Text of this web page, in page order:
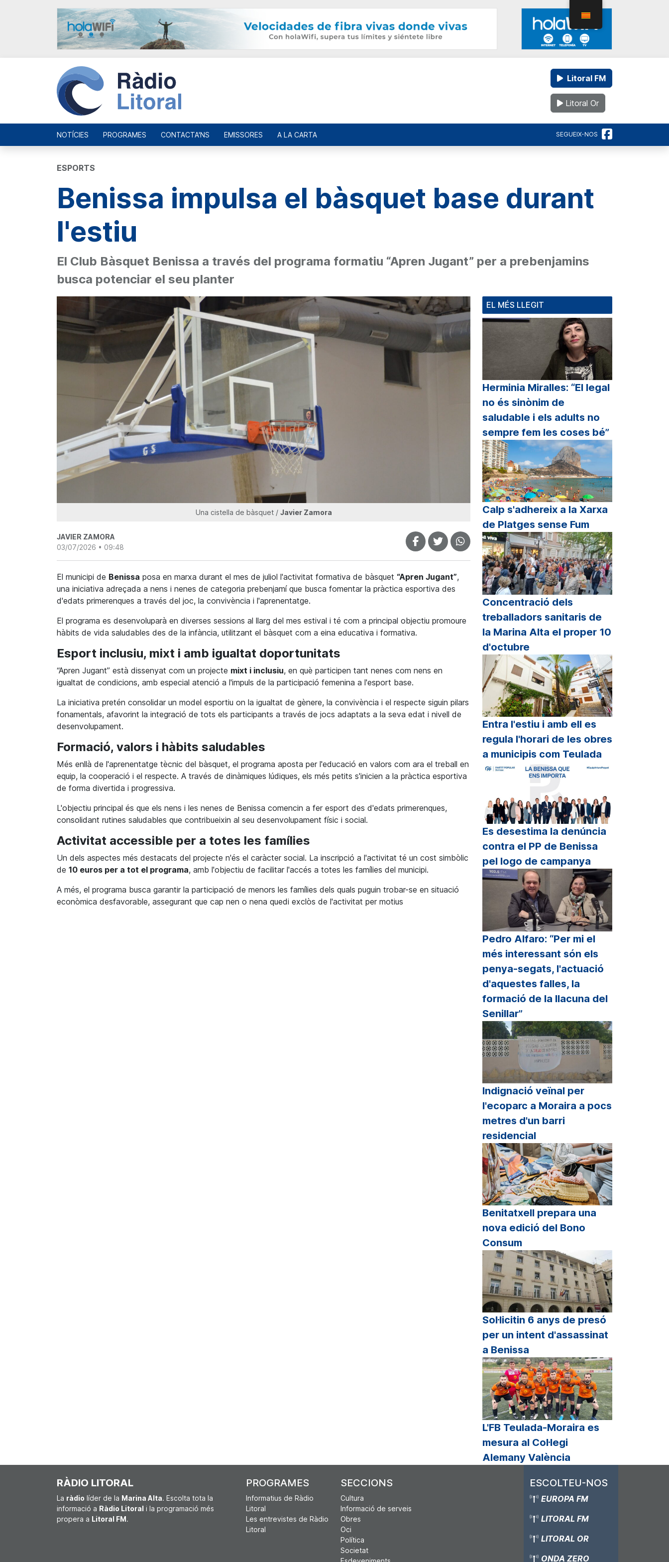
Litoral FM
Litoral Or
NOTÍCIES PROGRAMES CONTACTA'NS EMISSORES A LA CARTA SEGUEIX-NOS
ESPORTS
Benissa impulsa el bàsquet base durant
l'estiu
El Club Bàsquet Benissa a través del programa formatiu “Apren Jugant” per a prebenjamins
busca potenciar el seu planter
Una cistella de bàsquet / Javier Zamora
JAVIER ZAMORA
03/07/2026 • 09:48
El municipi de Benissa posa en marxa durant el mes de juliol l'activitat formativa de bàsquet “Apren Jugant”,
una iniciativa adreçada a nens i nenes de categoria prebenjamí que busca fomentar la pràctica esportiva des
d'edats primerenques a través del joc, la convivència i l'aprenentatge.
El programa es desenvoluparà en diverses sessions al llarg del mes estival i té com a principal objectiu promoure
hàbits de vida saludables des de la infància, utilitzant el bàsquet com a eina educativa i formativa.
Esport inclusiu, mixt i amb igualtat doportunitats
“Apren Jugant” està dissenyat com un projecte mixt i inclusiu, en què participen tant nenes com nens en
igualtat de condicions, amb especial atenció a l'impuls de la participació femenina a l'esport base.
La iniciativa pretén consolidar un model esportiu on la igualtat de gènere, la convivència i el respecte siguin pilars
fonamentals, afavorint la integració de tots els participants a través de jocs adaptats a la seva edat i nivell de
desenvolupament.
Formació, valors i hàbits saludables
Més enllà de l'aprenentatge tècnic del bàsquet, el programa aposta per l'educació en valors com ara el treball en
equip, la cooperació i el respecte. A través de dinàmiques lúdiques, els més petits s'inicien a la pràctica esportiva
de forma divertida i progressiva.
L'objectiu principal és que els nens i les nenes de Benissa comencin a fer esport des d'edats primerenques,
consolidant rutines saludables que contribueixin al seu desenvolupament físic i social.
Activitat accessible per a totes les famílies
Un dels aspectes més destacats del projecte n'és el caràcter social. La inscripció a l'activitat té un cost simbòlic
de 10 euros per a tot el programa, amb l'objectiu de facilitar l'accés a totes les famílies del municipi.
A més, el programa busca garantir la participació de menors les famílies dels quals puguin trobar-se en situació
econòmica desfavorable, assegurant que cap nen o nena quedi exclòs de l'activitat per motius
EL MÉS LLEGIT
Herminia Miralles: “El legal
no és sinònim de
saludable i els adults no
sempre fem les coses bé”
Calp s'adhereix a la Xarxa
de Platges sense Fum
Concentració dels
treballadors sanitaris de
la Marina Alta el proper 10
d'octubre
Entra l'estiu i amb ell es
regula l'horari de les obres
a municipis com Teulada
Es desestima la denúncia
contra el PP de Benissa
pel logo de campanya
Pedro Alfaro: “Per mi el
més interessant són els
penya-segats, l'actuació
d'aquestes falles, la
formació de la llacuna del
Senillar”
Indignació veïnal per
l'ecoparc a Moraira a pocs
metres d'un barri
residencial
Benitatxell prepara una
nova edició del Bono
Consum
Sol·licitin 6 anys de presó
per un intent d'assassinat
a Benissa
L'FB Teulada-Moraira es
mesura al Col·legi
Alemany València
RÀDIO LITORAL
La ràdio líder de la Marina Alta. Escolta tota la
informació a Ràdio Litoral i la programació més
propera a Litoral FM.
PROGRAMES
Informatius de Ràdio
Litoral
Les entrevistes de Ràdio
Litoral
SECCIONS
Cultura
Informació de serveis
Obres
Oci
Política
Societat
ESCOLTEU-NOS
EUROPA FM
LITORAL FM
LITORAL OR
ONDA ZERO